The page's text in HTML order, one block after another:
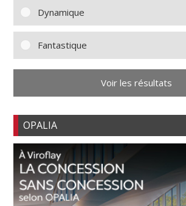
Dynamique
Fantastique
Voir les résultats
OPALIA